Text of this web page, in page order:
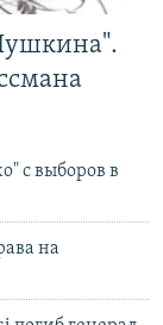
с выборов в
на